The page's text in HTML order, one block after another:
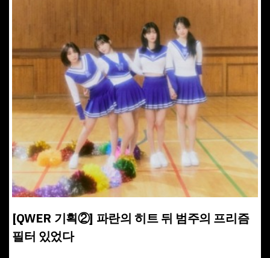
[QWER 기획②] 파란의 히트 뒤 범주의 프리즘
필터 있었다